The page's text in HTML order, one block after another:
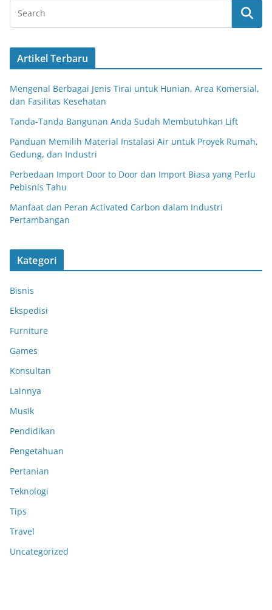
Artikel Terbaru
Mengenal Berbagai Jenis Tirai untuk Hunian, Area Komersial,
dan Fasilitas Kesehatan
Tanda-Tanda Bangunan Anda Sudah Membutuhkan Lift
Panduan Memilih Material Instalasi Air untuk Proyek Rumah,
Gedung, dan Industri
Perbedaan Import Door to Door dan Import Biasa yang Perlu
Pebisnis Tahu
Manfaat dan Peran Activated Carbon dalam Industri
Pertambangan
Kategori
Bisnis
Ekspedisi
Furniture
Games
Konsultan
Lainnya
Musik
Pendidikan
Pengetahuan
Pertanian
Teknologi
Tips
Travel
Uncategorized